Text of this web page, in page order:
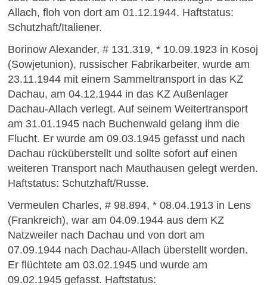
Allach, floh von dort am 01.12.1944. Haftstatus:
Schutzhaft/Italiener.
Borinow Alexander, # 131.319, * 10.09.1923 in Kosoj
(Sowjetunion), russischer Fabrikarbeiter, wurde am
23.11.1944 mit einem Sammeltransport in das KZ
Dachau, am 04.12.1944 in das KZ Außenlager
Dachau-Allach verlegt. Auf seinem Weitertransport
am 31.01.1945 nach Buchenwald gelang ihm die
Flucht. Er wurde am 09.03.1945 gefasst und nach
Dachau rücküberstellt und sollte sofort auf einen
weiteren Transport nach Mauthausen gelegt werden.
Haftstatus: Schutzhaft/Russe.
Vermeulen Charles, # 98.894, * 08.04.1913 in Lens
(Frankreich), war am 04.09.1944 aus dem KZ
Natzweiler nach Dachau und von dort am
07.09.1944 nach Dachau-Allach überstellt worden.
Er flüchtete am 03.02.1945 und wurde am
09.02.1945 gefasst. Haftstatus: